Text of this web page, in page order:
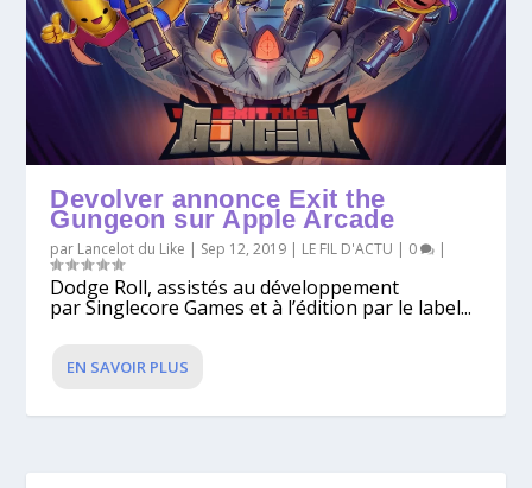
Devolver annonce Exit the
Gungeon sur Apple Arcade
par Lancelot du Like | Sep 12, 2019 | LE FIL D'ACTU | 0 |
Dodge Roll, assistés au développement
par Singlecore Games et à l’édition par le label...
EN SAVOIR PLUS